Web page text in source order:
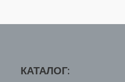
КАТАЛОГ: